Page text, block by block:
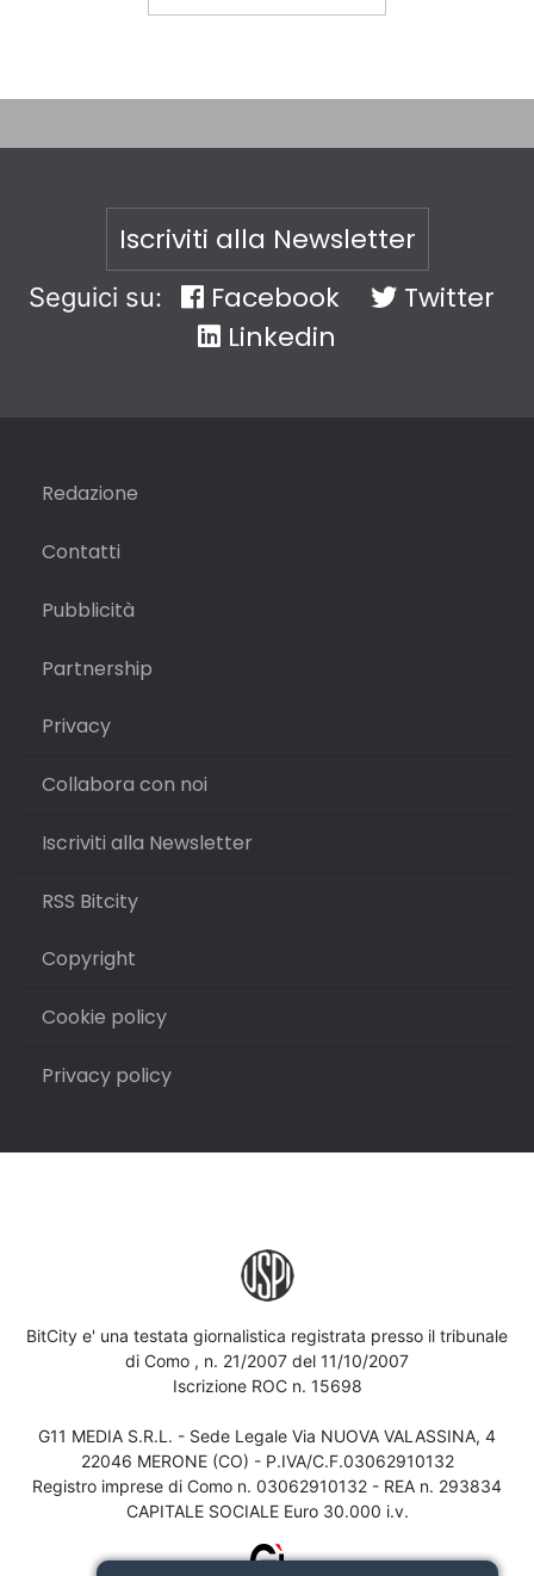
Iscriviti alla Newsletter
Seguici su: Facebook
Twitter
Linkedin
Redazione
Contatti
Pubblicità
Partnership
Privacy
Collabora con noi
Iscriviti alla Newsletter
RSS Bitcity
Copyright
Cookie policy
Privacy policy
BitCity e' una testata giornalistica registrata presso il tribunale
di Como , n. 21/2007 del 11/10/2007
Iscrizione ROC n. 15698
G11 MEDIA S.R.L. - Sede Legale Via NUOVA VALASSINA, 4
22046 MERONE (CO) - P.IVA/C.F.03062910132
Registro imprese di Como n. 03062910132 - REA n. 293834
CAPITALE SOCIALE Euro 30.000 i.v.